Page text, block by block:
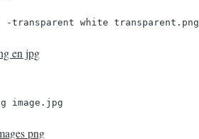
transparent white transparent.png
en jpg
image.jpg
png